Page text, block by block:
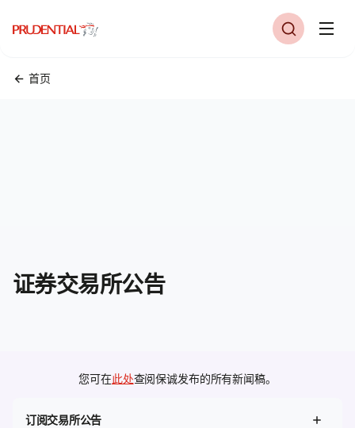
首页
证券交易所公告
您可在此处查阅保诚发布的所有新闻稿。
订阅交易所公告